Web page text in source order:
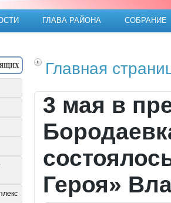
сайт Марксовского
ГЛАВА РАЙОНА СОБРАНИЕ
Главная
3 мая в
Героя»